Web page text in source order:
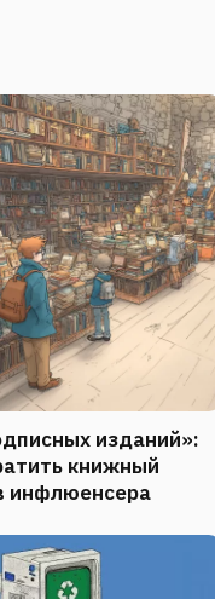
изданий»:
книжный
инфлюенсера